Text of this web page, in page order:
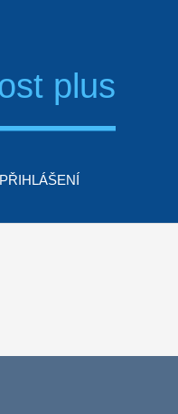
plus
PŘIHLÁŠENÍ